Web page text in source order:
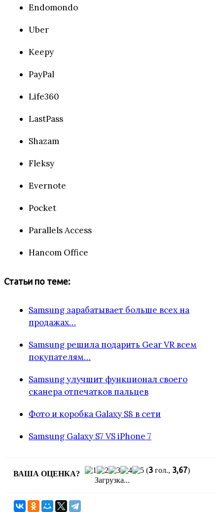
Endomondo
Uber
Keepy
PayPal
Life360
LastPass
Shazam
Fleksy
Evernote
Pocket
Parallels Access
Hancom Office
Статьи по теме:
Samsung зарабатывает больше всех на
продажах…
Samsung решила подарить Gear VR всем
покупателям…
Samsung улучшит функционал своего
сканера отпечатков пальцев
Фото и коробка Galaxy S8 в сети
Samsung Galaxy S7 VS iPhone 7
ВАША ОЦЕНКА? (3 гол., 3,67)
Загрузка...